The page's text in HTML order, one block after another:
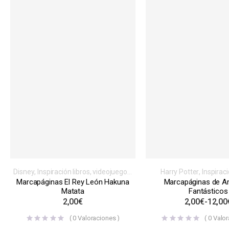
Disney, Inspiración libros, videojuegos,
series o películas,Marcapáginas,
Normales
Marcapáginas El Rey León Hakuna
Matata
2,00€
( 0 Valoraciones )
Harry Potter,
videojuegos, series o
Marcapáginas,
Marcapáginas de
Fantásticos
2,00€-12,00
( 0